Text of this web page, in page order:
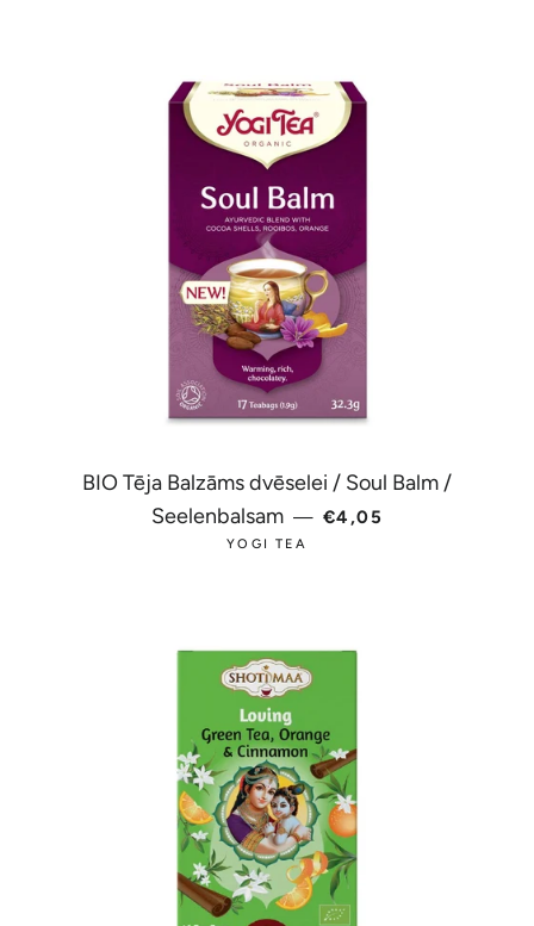
BIO Tēja Balzāms dvēselei / Soul Balm /
Seelenbalsam — PARASTĀ CENA
€4,05
YOGI TEA